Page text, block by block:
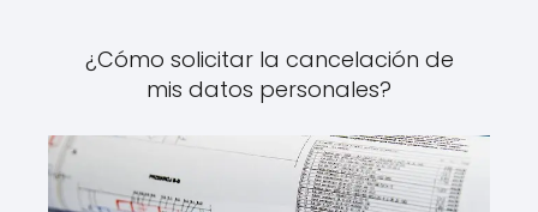
¿Cómo solicitar la cancelación de
mis datos personales?